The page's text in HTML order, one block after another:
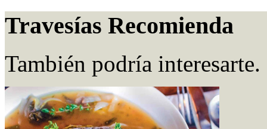
Travesías Recomienda
También podría interesarte.